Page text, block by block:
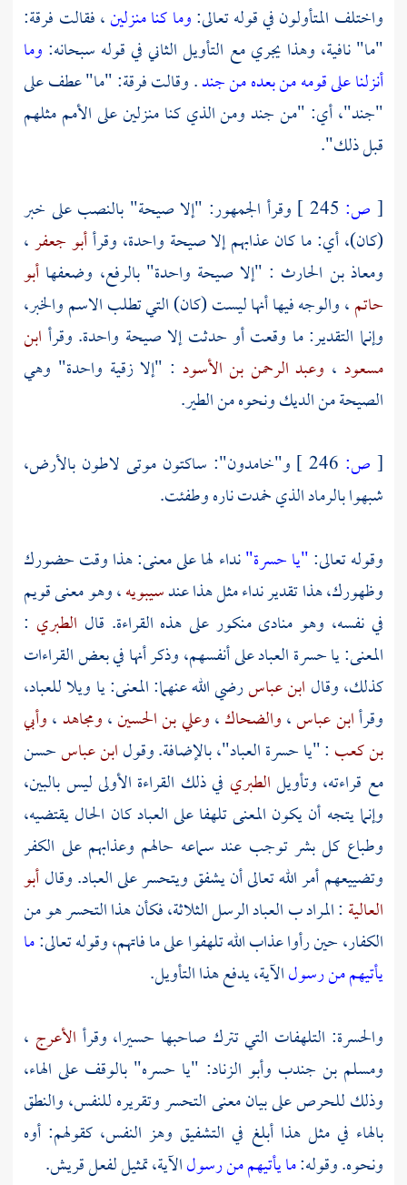
واختلف المتأولون في قوله تعالى:وما كنا منزلين، فقالت فرقة:
"ما" نافية، وهذا يجري مع التأويل الثاني في قوله سبحانه: وما
أنزلنا على قومه من بعده من جند. وقالت فرقة: "ما" عطف على
"جند"، أي: "من جند ومن الذي كنا منزلين على الأمم مثلهم
قبل ذلك".
[ ص:
وقرأ الجمهور: "إلا صيحة" بالنصب على خبر
(كان)، أي: ما كان عذابهم إلا صيحة واحدة، وقرأأبو جعفر،
ومعاذ بن الحارث : "إلا صيحة واحدة" بالرفع، وضعفها أبو
حاتم، والوجه فيها أنها ليست (كان) التي تطلب الاسم والخبر،
وإنما التقدير: ما وقعت أو حدثت إلا صيحة واحدة. وقرأ ابن
مسعود ، وعبد الرحمن بن الأسود : "إلا زقية واحدة" وهي
الصيحة من الديك ونحوه من الطير.
[ ص:
و"خامدون": ساكتون موتى لاطون بالأرض،
شبهوا بالرماد الذي خمدت ناره وطفئت.
وقوله تعالى:"يا حسرة"نداء لها على معنى: هذا وقت حضورك
وظهورك، هذا تقدير نداء مثل هذا عندسيبويه، وهو معنى قويم
في نفسه، وهو منادى منكور على هذه القراءة. قال الطبري :
المعنى: يا حسرة العباد على أنفسهم، وذكر أنها في بعض القراءات
كذلك، وقال ابن عباسرضي الله عنهما: المعنى: يا ويلا للعباد،
وقرأابن عباس،والضحاك،وعلي بن الحسين،ومجاهد،وأبي
بن كعب : "يا حسرة العباد"، بالإضافة. وقولابن عباسحسن
مع قراءته، وتأويلالطبري في ذلك القراءة الأولى ليس بالبين،
وإنما يتجه أن يكون المعنى تلهفا على العباد كان الحال يقتضيه،
وطباع كل بشر توجب عند سماعه حالهم وعذابهم على الكفر
وتضييعهم أمر الله تعالى أن يشفق ويتحسر على العباد. وقالأبو
العالية : المراد ب العباد الرسل الثلاثة، فكأن هذا التحسر هو من
الكفار، حين رأوا عذاب الله تلهفوا على ما فاتهم، وقوله تعالى:ما
يأتيهم من رسولالآية، يدفع هذا التأويل.
والحسرة: التلهفات التي تترك صاحبها حسيرا، وقرأ الأعرج ،
ومسلم بن جندب وأبو الزناد: "يا حسره" بالوقف على الهاء،
وذلك للحرص على بيان معنى التحسر وتقريره للنفس، والنطق
بالهاء في مثل هذا أبلغ في التشفيق وهز النفس، كقولهم: أوه
ونحوه. وقوله:ما يأتيهم من رسولالآية، تمثيل لفعل قريش.